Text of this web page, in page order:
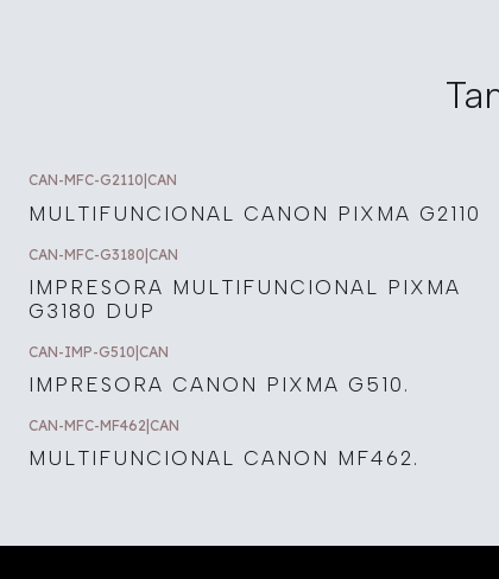
CAN-MFC-G2110 CAN
MULTIFUNCIONAL CANON PIXMA G2110
CAN-MFC-G3180|CAN
IMPRESORA MULTIFUNCIONAL PIXMA
G3180 DUP
CAN-IMP-G510 CAN
IMPRESORA CANON PIXMA G510.
CAN-MFC-MF462 CAN
MULTIFUNCIONAL CANON MF462.